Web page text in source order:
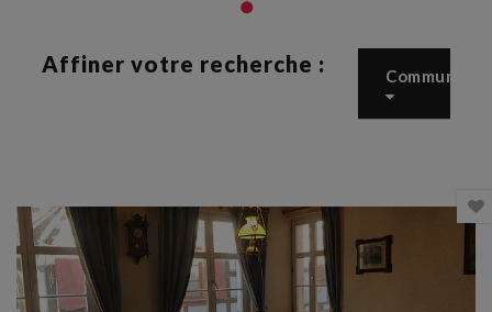
Affiner votre recherche : Commune